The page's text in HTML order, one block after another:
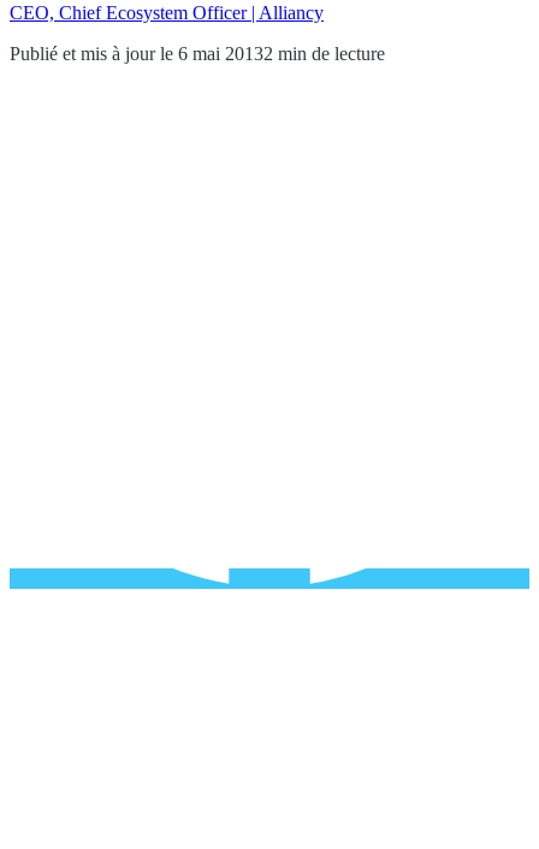
CEO, Chief Ecosystem Officer | Alliancy
Publié et mis à jour le 6 mai 20132 min de lecture